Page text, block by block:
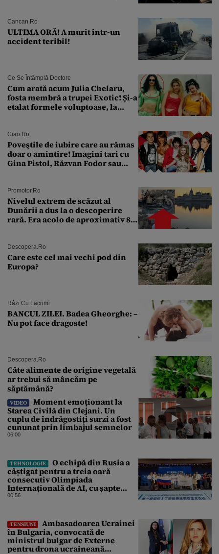
Cancan.ro
ULTIMA ORĂ! A murit într-un
accident teribil!
Ce Se Întâmplă Doctore
Cum arată acum Julia Chelaru,
fosta membră a trupei Exotic! Și-a
etalat formele voluptoase, la
Ciao.ro
Poveştile de iubire care au rămas
doar o amintire! Imagini tari cu
Gina Pistol, Răzvan Fodor sau
Promotor.ro
Nivelul extrem de scăzut al
Dunării a dus la o descoperire
rară. Era acolo de aproximativ 80
Descopera.ro
Care este cel mai vechi pod din
Europa?
Râzi Cu Lacrimi
BANCUL ZILEI. Badea Gheorghe: –
Nu pot face dragoste!
Descopera.ro
Câte alimente de origine vegetală
ar trebui să mâncăm pe
săptămână?
VIDEO
Moment emoționant la
Starea Civilă din Clejani. Un
cuplu de îndrăgostiți surzi a fost
cununat prin limbajul semnelor
06:00
TEHNOLOGIE
O echipă din Rusia a
câștigat pentru a treia oară
consecutiv Olimpiada
Internațională de AI, cu șapte
medalii din aur și una de bronz
00:56
TENSIUNI
Ambasadoarea Ucrainei
în Bulgaria, convocată de
ministrul bulgar de Externe
pentru drona ucraineană